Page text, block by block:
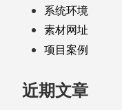
系统环境
素材网址
项目案例
近期文章